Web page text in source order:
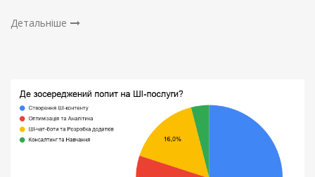
Детальніше